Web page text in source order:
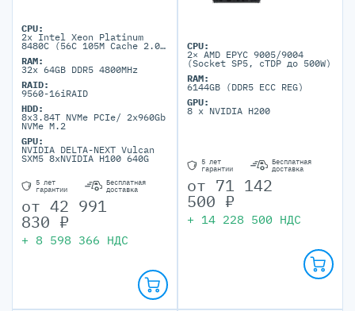
CPU:
2x Intel Xeon Platinum
8480C (56C 105M Cache 2.00
RAM:
32x 64GB DDR5 4800MHz
RAID:
9560-16iRAID
HDD:
8x3.84T NVMe PCIe/ 2x960Gb
NVMe M.2
GPU:
NVIDIA DELTA-NEXT Vulcan
SXM5 8xNVIDIA H100 640G
5 лет
гарантии
Бесплатная
доставка
от 42 991
830 ₽
+ 8 598 366 НДС
CPU:
2× AMD EPYC 9005/9004
(Socket SP5, cTDP до 500W)
RAM:
6144GB (DDR5 ECC REG)
GPU:
8 x NVIDIA H200
5 лет
гарантии
Бесплатная
доставка
от 71 142
500 ₽
+ 14 228 500 НДС